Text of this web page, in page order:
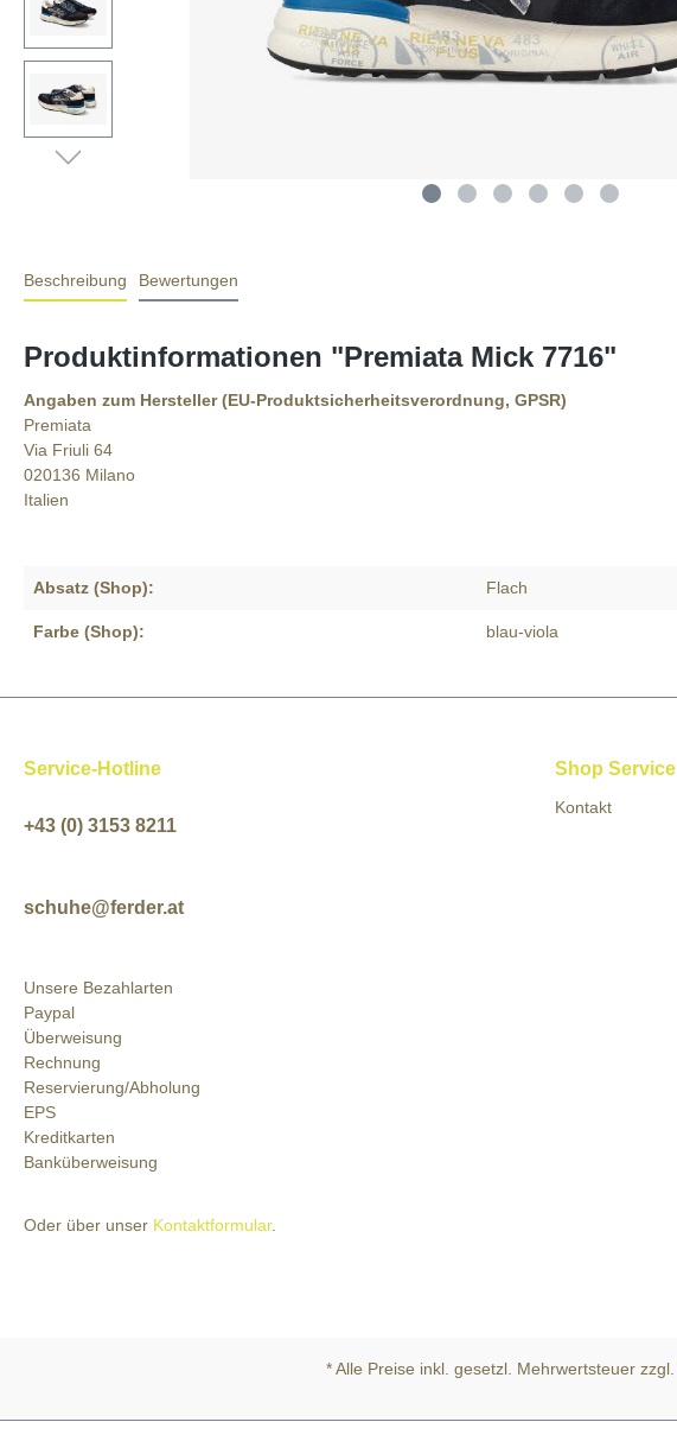
Beschreibung Bewertungen
Produktinformationen "Premiata Mick 7716"
Angaben zum Hersteller (EU-Produktsicherheitsverordnung, GPSR)
Premiata
Via Friuli 64
020136 Milano
Italien
Absatz (Shop): Flach
Farbe (Shop): blau-viola
Service-Hotline
+43 (0) 3153 8211
schuhe@ferder.at
Unsere Bezahlarten
Paypal
Überweisung
Rechnung
Reservierung/Abholung
EPS
Kreditkarten
Banküberweisung
Oder über unser Kontaktformular.
Shop Service
Kontakt
* Alle Preise inkl. gesetzl. Mehrwertsteuer zzgl.